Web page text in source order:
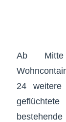
Ab
24 weitere